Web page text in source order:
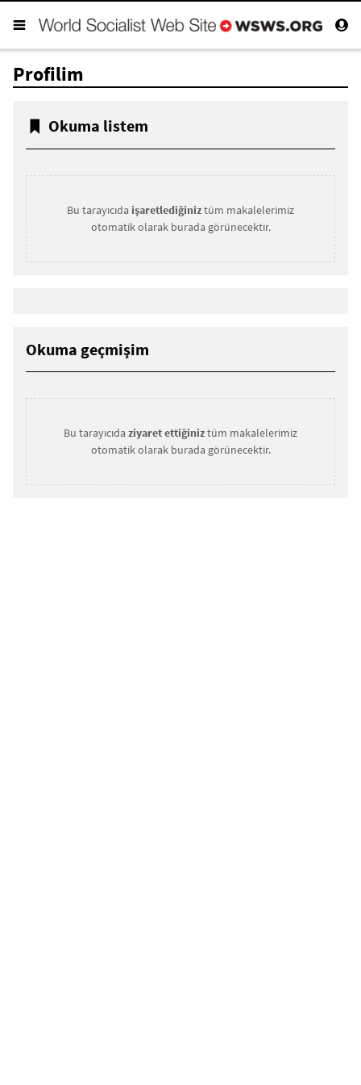
Profilim
Okuma listem
Bu tarayıcıda işaretlediğiniztüm makalelerimiz
otomatik olarak burada görünecektir.
Okuma geçmişim
Bu tarayıcıda ziyaret ettiğiniztüm makalelerimiz
otomatik olarak burada görünecektir.